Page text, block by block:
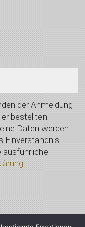
der Anmeldung
bestellten
Daten werden
Einverständnis
ausführliche